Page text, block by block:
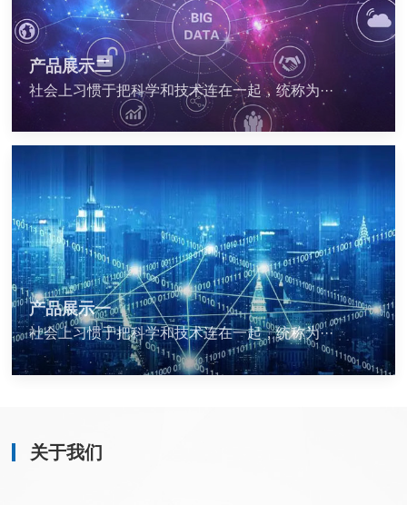
产品展示二
社会上习惯于把科学和技术连在一起，统称为···
产品展示一
社会上习惯于把科学和技术连在一起，统称为···
关于我们